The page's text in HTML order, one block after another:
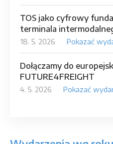
TOS jako cyfrowy
terminala
18. 5. 2026 Pokazać
Dołączamy do
FUTURE4FREIGHT
4. 5. 2026 Pokazać